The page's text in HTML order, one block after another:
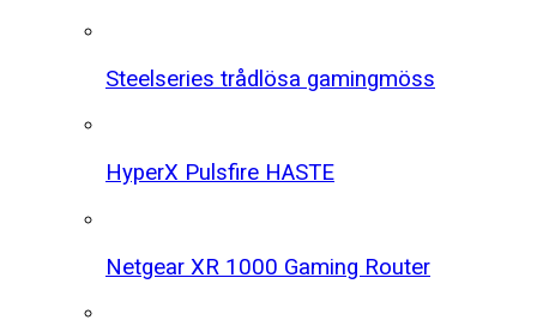
Steelseries trådlösa gamingmöss
HyperX Pulsfire HASTE
Netgear XR 1000 Gaming Router